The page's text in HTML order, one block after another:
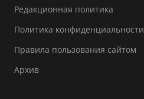
Редакционная политика
Политика конфиденциальности
Правила пользования сайтом
Архив